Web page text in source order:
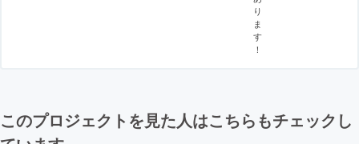
り
ま
す
！
このプロジェクトを見た人はこちらもチェックし